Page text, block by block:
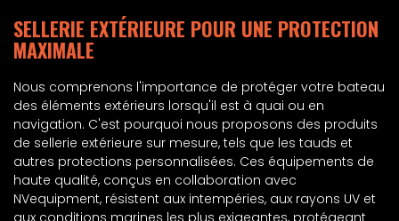
SELLERIE EXTÉRIEURE POUR UNE PROTECTION
MAXIMALE
Nous comprenons l'importance de protéger votre bateau
des éléments extérieurs lorsqu'il est à quai ou en
navigation. C'est pourquoi nous proposons des produits
de sellerie extérieure sur mesure, tels que les tauds et
autres protections personnalisées. Ces équipements de
haute qualité, conçus en collaboration avec
NVequipment, résistent aux intempéries, aux rayons UV et
aux conditions marines les plus exigeantes, protégeant